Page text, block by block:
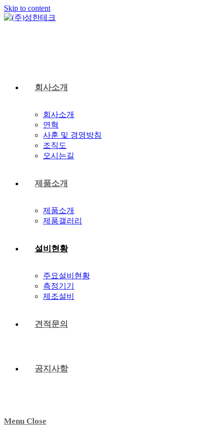
Skip to content
회사소개
회사소개
연혁
사훈 및 경영방침
조직도
오시는길
제품소개
제품소개
제품갤러리
설비현황
주요설비현황
측정기기
제조설비
견적문의
공지사항
Menu Close